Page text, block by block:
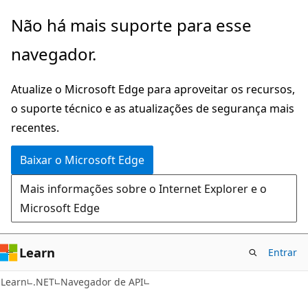
Pular
o
principal
Ignore
passe
a
navegação
na
página
Não há mais suporte para esse
navegador.
Atualize o Microsoft Edge para aproveitar os recursos,
o suporte técnico e as atualizações de segurança mais
recentes.
Baixar o Microsoft Edge
Mais informações sobre o Internet Explorer e o
Microsoft Edge
Learn Entrar
Learn .NET Navegador de API